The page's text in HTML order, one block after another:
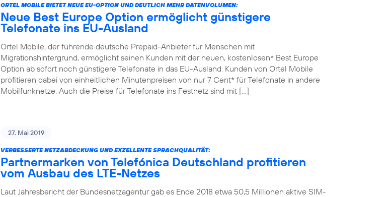
ORTEL MOBILE BIETET NEUE EU-OPTION UND DEUTLICH MEHR DATENVOLUMEN:
Neue Best Europe Option ermöglicht günstigere
Telefonate ins EU-Ausland
Ortel Mobile, der führende deutsche Prepaid-Anbieter für Menschen mit
Migrationshintergrund, ermöglicht seinen Kunden mit der neuen, kostenlosen* Best Europe
Option ab sofort noch günstigere Telefonate in das EU-Ausland. Kunden von Ortel Mobile
profitieren dabei von einheitlichen Minutenpreisen von nur 7 Cent* für Telefonate in andere
Mobilfunknetze. Auch die Preise für Telefonate ins Festnetz sind mit […]
27. Mai 2019
VERBESSERTE NETZABDECKUNG UND EXZELLENTE SPRACHQUALITÄT:
Partnermarken von Telefónica Deutschland profitieren
vom Ausbau des LTE-Netzes
Laut Jahresbericht der Bundesnetzagentur gab es Ende 2018 etwa 50,5 Millionen aktive SIM-